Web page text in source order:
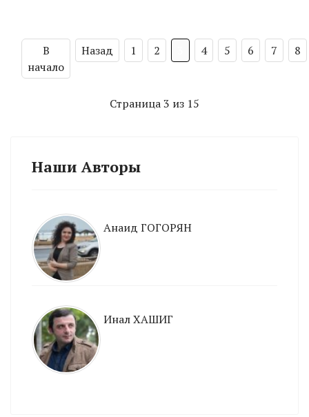
В
начало
Назад 1 2 4 5 6 7 8
Страница 3 из 15
Наши Авторы
Анаид ГОГОРЯН
Инал ХАШИГ